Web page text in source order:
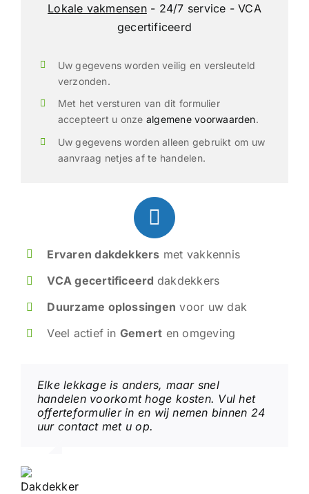
Lokale vakmensen- 24/7 service - VCA
gecertificeerd
Uw gegevens worden veilig en versleuteld
verzonden.
Met het versturen van dit formulier
accepteert u onze algemene voorwaarden.
Uw gegevens worden alleen gebruikt om uw
aanvraag netjes af te handelen.
Ervaren dakdekkers met vakkennis
VCA gecertificeerd dakdekkers
Duurzame oplossingen voor uw dak
Veel actief in Gemert en omgeving
Elke lekkage is anders, maar snel
handelen voorkomt hoge kosten. Vul het
offerteformulier in en wij nemen binnen 24
uur contact met u op.